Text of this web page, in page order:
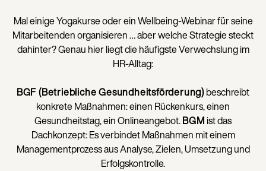
Mal einige Yogakurse oder ein Wellbeing-Webinar für seine
Mitarbeitenden organisieren … aber welche Strategie steckt
dahinter? Genau hier liegt die häufigste Verwechslung im
HR-Alltag:
BGF (Betriebliche Gesundheitsförderung)beschreibt
konkrete Maßnahmen: einen Rückenkurs, einen
Gesundheitstag, ein Onlineangebot.BGM ist das
Dachkonzept: Es verbindet Maßnahmen mit einem
Managementprozess aus Analyse, Zielen, Umsetzung und
Erfolgskontrolle.